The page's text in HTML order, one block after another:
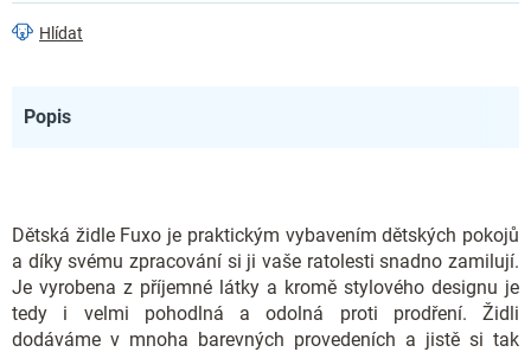
Hlídat
Popis
Dětská židle Fuxo je praktickým vybavením dětských pokojů
a díky svému zpracování si ji vaše ratolesti snadno zamilují.
Je vyrobena z příjemné látky a kromě stylového designu je
tedy i velmi pohodlná a odolná proti prodření. Židli
dodáváme v mnoha barevných provedeních a jistě si tak